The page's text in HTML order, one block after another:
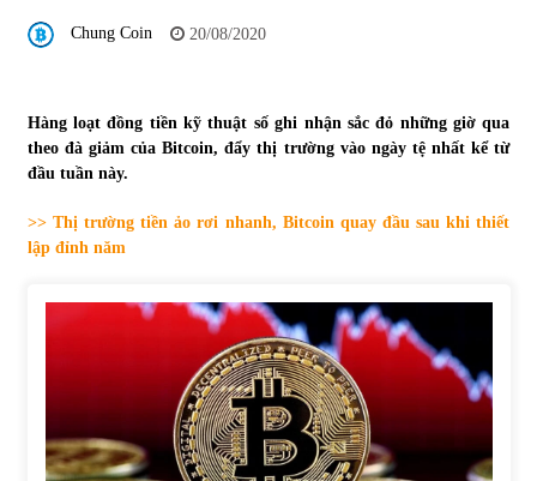
Top 10 mặt hàng Việt Nam xuất khẩu nhiều nhất tháng
Tự doanh ngày 3.6.2022: CTCK mua ròng 28,7 tỷ đồng
Bất ổn từ các cuộc đấu giá đất ở Thanh Hoá
31/05/2022
Tiền gửi vào ngân hàng tiếp tục tăng mạnh
Chung Coin 20/08/2020
Hàng loạt đồng tiền kỹ thuật số ghi nhận sắc đỏ những giờ qua
theo đà giảm của Bitcoin, đẩy thị trường vào ngày tệ nhất kể từ
đầu tuần này.
>> Thị trường tiền ảo rơi nhanh, Bitcoin quay đầu sau khi thiết
lập đỉnh năm